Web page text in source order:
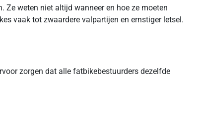
Ze weten niet altijd wanneer en hoe ze moeten
vaak tot zwaardere valpartijen en ernstiger letsel.
zorgen dat alle fatbikebestuurders dezelfde